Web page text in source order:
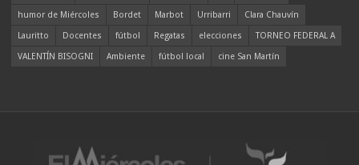
humor de Miércoles
Bordet Marbot Urribarri
Clara Chauvín
Lauritto
Docentes fútbol Regatas elecciones
TORNEO FEDERAL A
VALENTÍN BISOGNI
Ambiente fútbol local cine San Martín